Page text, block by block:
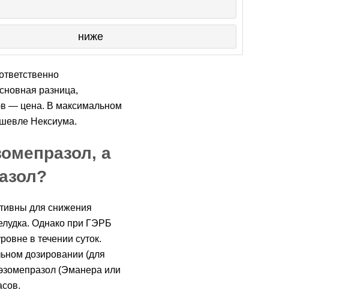
ниже
разница,
— цена. В максимальном
Нексиума.
а
для снижения
Однако при ГЭРБ
в течении суток.
дозировании (для
(Эманера или